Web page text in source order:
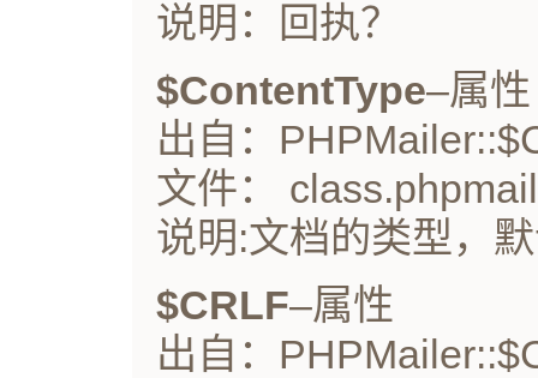
说明：回执？
$ContentType–属性
出自：
文件：
说明:文档的类型，
$CRLF–属性
出自：